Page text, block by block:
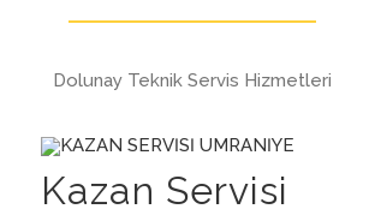
Dolunay Teknik Servis Hizmetleri
Kazan Servisi